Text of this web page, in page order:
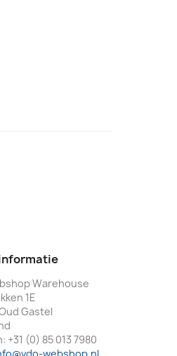
Warehouse
1E
Gastel
+31 (0) 85 013 7980